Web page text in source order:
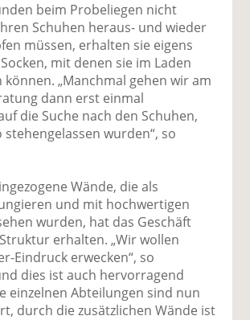
beim Probeliegen nicht
Schuhen heraus- und wieder
müssen, erhalten sie eigens
mit denen sie im Laden
„Manchmal gehen wir am
dann erst einmal
die Suche nach den Schuhen,
wurden“, so
Wände, die als
und mit hochwertigen
wurden, hat das Geschäft
erhalten. „Wir wollen
Eindruck erwecken“, so
dies ist auch hervorragend
einzelnen Abteilungen sind nun
durch die zusätzlichen Wände ist